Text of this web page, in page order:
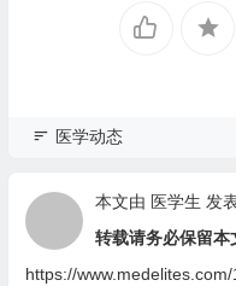
医学动态
本文由 医学生 发
转载请务必保留本
https://